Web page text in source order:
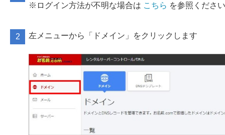
※ログイン方法が不明な場合は こちら を参照ください
左メニューから「ドメイン」をクリックします